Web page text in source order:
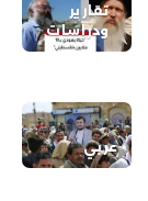
تقارير
ودراسات
عربي